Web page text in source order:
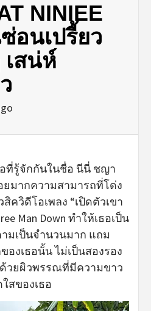
NINIEE
อนเปรี้ยว
สน่ห์
ที่รู้จักกันในชื่อ นีนี่ ชญา
มากความสามารถที่โด่ง
ควิดีโอเพลง “เปิดตัวเขา
Man Down ทำให้เธอเป็น
เป็นจำนวนมาก แถม
องเธอนั้น ไม่เป็นสองรอง
ด้วยผิวพรรณที่มีความขาว
สของเธอ